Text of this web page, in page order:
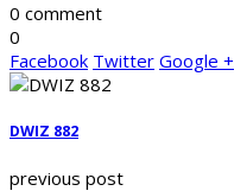
0 comment
0
Facebook Twitter Google +
DWIZ 882
previous post